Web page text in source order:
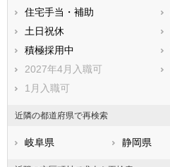
知多郡阿久比町
知多郡南知多町
知多郡武豊町
北設楽郡設楽町
北設楽郡豊根村
住宅手当・補助
土日祝休
積極採用中
2027年4月入職可
1月入職可
近隣の都道府県で再検索
岐阜県 静岡県